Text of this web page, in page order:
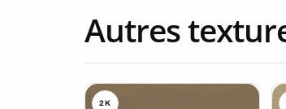
Autres
2K